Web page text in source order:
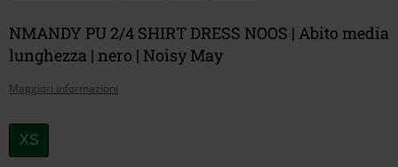
NMANDY PU 2/4 SHIRT DRESS NOOS | Abito media
lunghezza | nero | Noisy May
Maggiori informazioni
Scegli
la
XS